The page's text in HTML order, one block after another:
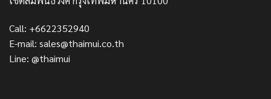
Call: +6622352940
E-mail: sales@thaimui.co.th
Line: @thaimui